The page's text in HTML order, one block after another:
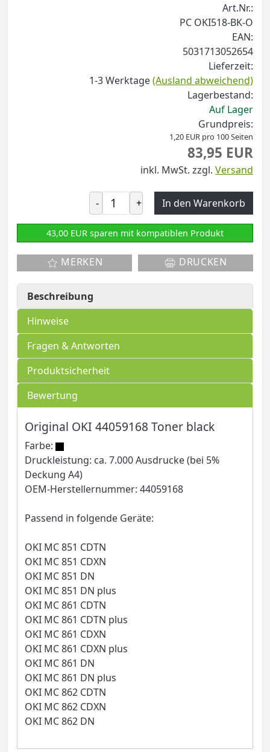
Art.Nr.:
PC OKI518-BK-O
EAN:
5031713052654
Lieferzeit:
1-3 Werktage(Ausland abweichend)
Lagerbestand:
Auf Lager
Grundpreis:
1,20 EUR pro 100 Seiten
83,95 EUR
inkl. MwSt. zzgl. Versand
- + In den Warenkorb
43,00 EUR sparen mit kompatiblen Produkt
MERKEN DRUCKEN
Beschreibung
Hinweise
Fragen & Antworten
Produktsicherheit
Bewertung
Original OKI 44059168 Toner black
Farbe:
Druckleistung: ca. 7.000 Ausdrucke (bei 5%
Deckung A4)
OEM-Herstellernummer: 44059168
Passend in folgende Geräte:
OKI MC 851 CDTN
OKI MC 851 CDXN
OKI MC 851 DN
OKI MC 851 DN plus
OKI MC 861 CDTN
OKI MC 861 CDTN plus
OKI MC 861 CDXN
OKI MC 861 CDXN plus
OKI MC 861 DN
OKI MC 861 DN plus
OKI MC 862 CDTN
OKI MC 862 CDXN
OKI MC 862 DN